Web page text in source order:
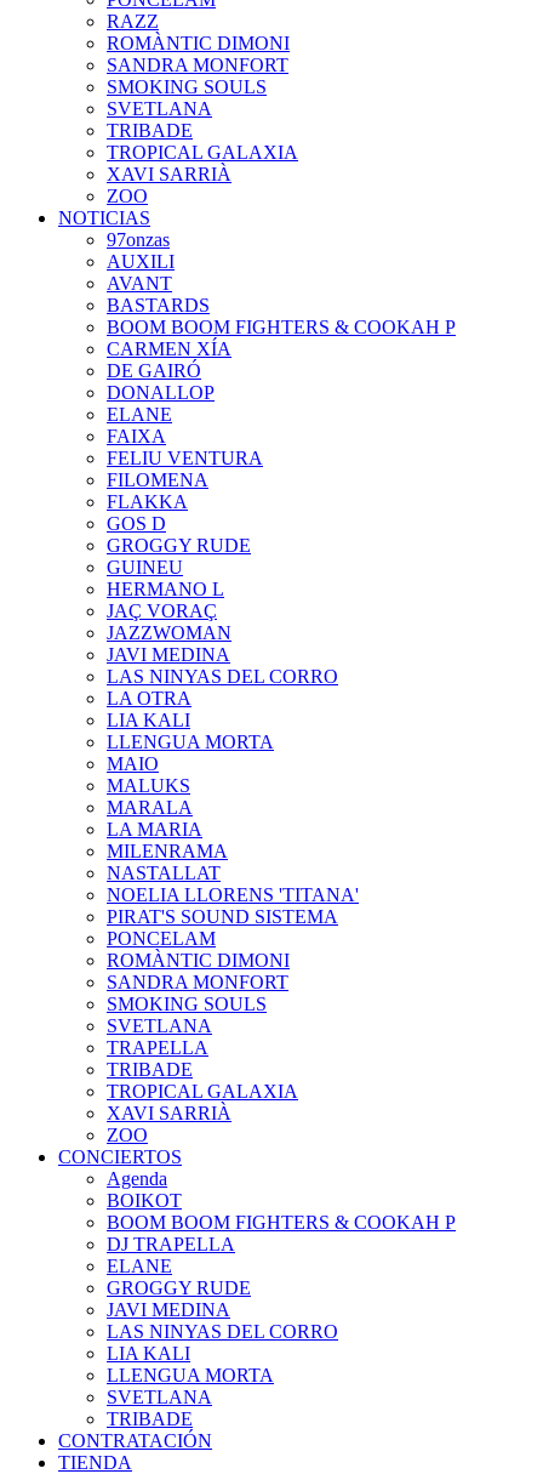
RAZZ
ROMÀNTIC DIMONI
SANDRA MONFORT
SMOKING SOULS
SVETLANA
TRIBADE
TROPICAL GALAXIA
XAVI SARRIÀ
ZOO
NOTICIAS
97onzas
AUXILI
AVANT
BASTARDS
BOOM BOOM FIGHTERS & COOKAH P
CARMEN XÍA
DE GAIRÓ
DONALLOP
ELANE
FAIXA
FELIU VENTURA
FILOMENA
FLAKKA
GOS D
GROGGY RUDE
GUINEU
HERMANO L
JAÇ VORAÇ
JAZZWOMAN
JAVI MEDINA
LAS NINYAS DEL CORRO
LA OTRA
LIA KALI
LLENGUA MORTA
MAIO
MALUKS
MARALA
LA MARIA
MILENRAMA
NASTALLAT
NOELIA LLORENS 'TITANA'
PIRAT'S SOUND SISTEMA
PONCELAM
ROMÀNTIC DIMONI
SANDRA MONFORT
SMOKING SOULS
SVETLANA
TRAPELLA
TRIBADE
TROPICAL GALAXIA
XAVI SARRIÀ
ZOO
CONCIERTOS
Agenda
BOIKOT
BOOM BOOM FIGHTERS & COOKAH P
DJ TRAPELLA
ELANE
GROGGY RUDE
JAVI MEDINA
LAS NINYAS DEL CORRO
LIA KALI
LLENGUA MORTA
SVETLANA
TRIBADE
CONTRATACIÓN
TIENDA